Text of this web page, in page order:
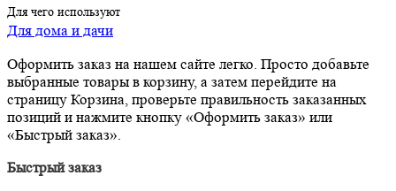
Для чего используют
Для дома и дачи
Оформить заказ на нашем сайте легко. Просто добавьте
выбранные товары в корзину, а затем перейдите на
страницу Корзина, проверьте правильность заказанных
позиций и нажмите кнопку «Оформить заказ» или
«Быстрый заказ».
Быстрый заказ